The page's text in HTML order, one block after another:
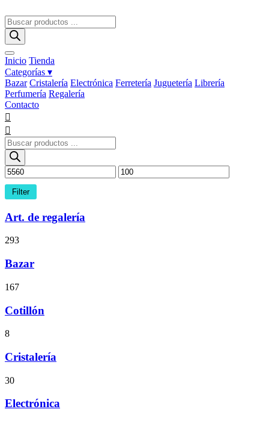
al
contenido
Búsqueda
de
productos
Inicio Tienda
Categorías ▾
Bazar Cristalería Electrónica Ferretería Juguetería Librería
Perfumería Regalería
Contacto
Búsqueda
de
productos
Filter
Art. de regalería
293
Bazar
167
Cotillón
8
Cristalería
30
Electrónica